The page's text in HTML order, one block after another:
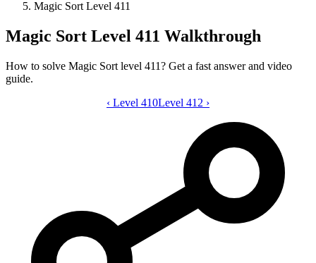
Magic Sort Level 411
Magic Sort Level 411 Walkthrough
How to solve Magic Sort level 411? Get a fast answer and video
guide.
Magic Sort level 411 video guide
‹ Level 410Level 412 ›